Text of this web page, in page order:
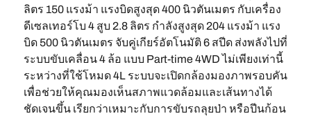
ลิตร 150 แรงม้า แรงบิดสูงสุด 400 นิวตันเมตร กับเครื่อง
ดีเซลเทอร์โบ 4 สูบ 2.8 ลิตร กำลังสูงสุด 204 แรงม้า แรง
บิด 500 นิวตันเมตร จับคู่เกียร์อัตโนมัติ 6 สปีด ส่งพลังไปที่
ระบบขับเคลื่อน 4 ล้อ แบบ Part-time 4WD ไม่เพียงเท่านี้
ระหว่างที่ใช้โหมด 4L ระบบจะเปิดกล้องมองภาพรอบคัน
เพื่อช่วยให้คุณมองเห็นสภาพแวดล้อมและเส้นทางได้
ชัดเจนขึ้น เรียกว่าเหมาะกับการขับรถลุยป่า หรือปีนก้อน